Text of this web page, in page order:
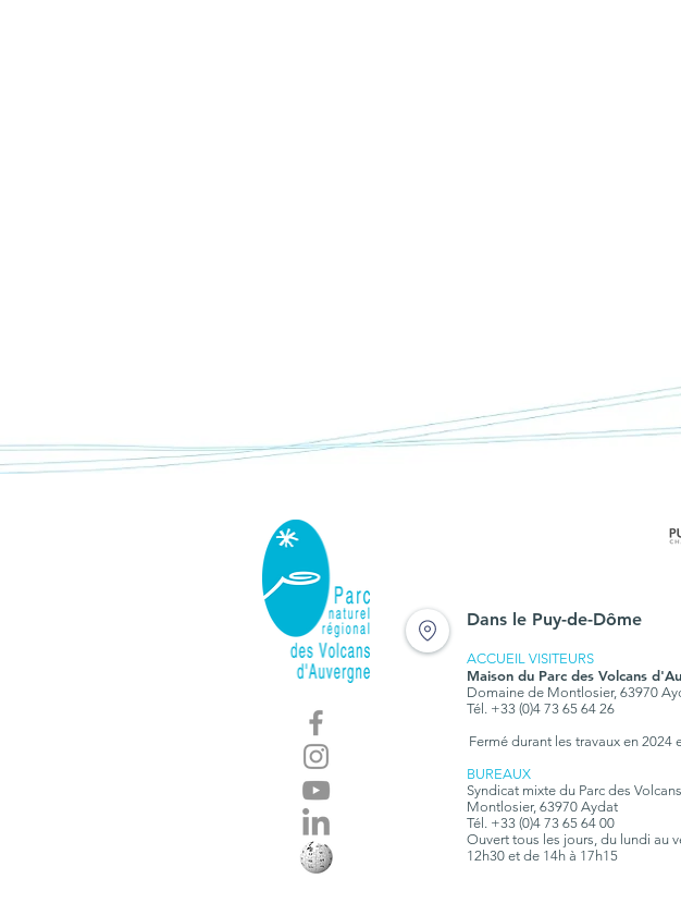
Dans le Puy-de-Dôme
ACCUEIL VISITEURS
Maison du Parc des Volcans
Domaine de Montlosier, 63970
Tél. +33 (0)4 73 65 64 26
Fermé durant les travaux en 2024
BUREAUX
Syndicat mixte du Parc des
Montlosier, 63970 Aydat
Tél. +33 (0)4 73 65 64 00
Ouvert tous les jours, du lundi au
12h30 et de 14h à 17h15